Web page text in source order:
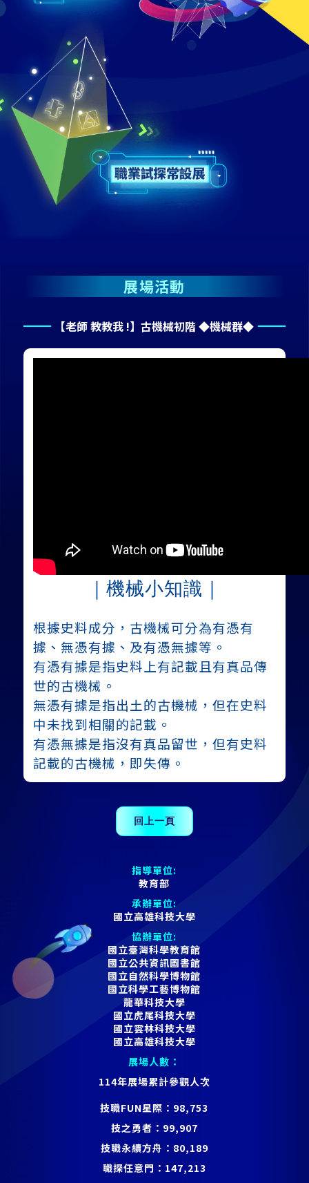
展場活動
【老師 教教我 !】古機械初階 ◆機械群◆
｜機械小知識｜
根據史料成分，古機械可分為有憑有
據、無憑有據、及有憑無據等。
有憑有據是指史料上有記載且有真品傳
世的古機械。
無憑有據是指出土的古機械，但在史料
中未找到相關的記載。
有憑無據是指沒有真品留世，但有史料
記載的古機械，即失傳。
指導單位:
教育部
承辦單位:
國立高雄科技大學
協辦單位:
國立臺灣科學教育館
國立公共資訊圖書館
國立自然科學博物館
國立科學工藝博物館
龍華科技大學
國立虎尾科技大學
國立雲林科技大學
國立高雄科技大學
展場人數：
114年展場累計參觀人次
技職FUN星際： 98,753
技之勇者： 99,907
技職永續方舟： 80,189
職探任意門： 147,213